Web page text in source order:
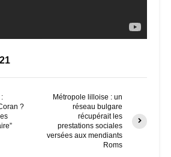
?
Métropole lilloise : un
réseau bulgare
récupérait les
prestations sociales
versées aux mendiants
Roms